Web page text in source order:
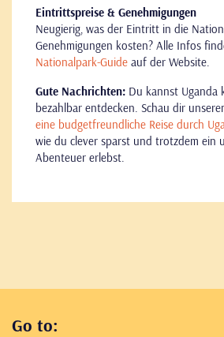
Eintrittspreise & Genehmigungen
Neugierig, was der Eintritt in die
Genehmigungen kosten? Alle Infos
Nationalpark-Guide auf der Website.
Gute Nachrichten: Du kannst Uganda
bezahlbar entdecken. Schau dir
eine budgetfreundliche Reise durch
wie du clever sparst und trotzdem ein
Abenteuer erlebst.
Go to: